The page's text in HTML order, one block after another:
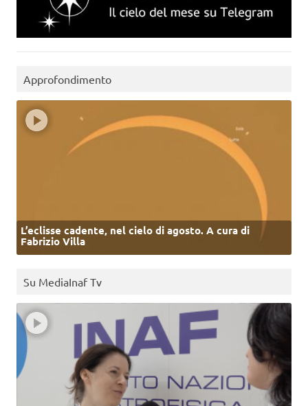
Approfondimento
L’eclisse cadente, nel cielo di agosto. A cura di
Fabrizio Villa
Su MediaInaf Tv